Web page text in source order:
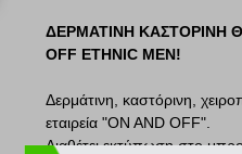
ΔΕΡΜΑΤΙΝΗ ΚΑΣΤΟΡΙΝΗ
OFF ETHNIC MEN!
Δερμάτινη, καστόρινη,
εταιρεία "ON AND OFF".
Διαθέτει εκτύπωση στο